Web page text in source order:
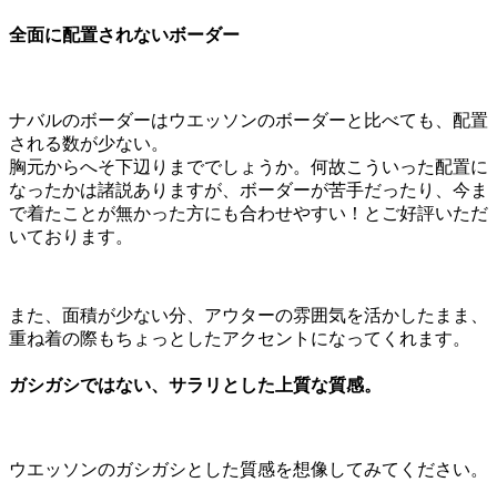
全面に配置されないボーダー
ナバルのボーダーはウエッソンのボーダーと比べても、配置
される数が少ない。
胸元からへそ下辺りまででしょうか。何故こういった配置に
なったかは諸説ありますが、ボーダーが苦手だったり、今ま
で着たことが無かった方にも合わせやすい！とご好評いただ
いております。
また、面積が少ない分、アウターの雰囲気を活かしたまま、
重ね着の際もちょっとしたアクセントになってくれます。
ガシガシではない、サラリとした上質な質感。
ウエッソンのガシガシとした質感を想像してみてください。